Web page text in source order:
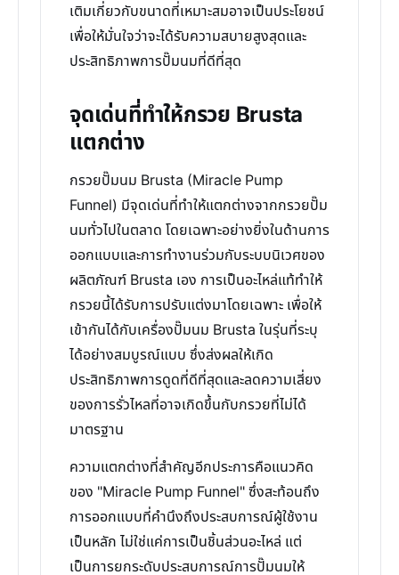
เติมเกี่ยวกับขนาดที่เหมาะสมอาจเป็นประโยชน์
เพื่อให้มั่นใจว่าจะได้รับความสบายสูงสุดและ
ประสิทธิภาพการปั๊มนมที่ดีที่สุด
จุดเด่นที่ทำให้กรวย Brusta
แตกต่าง
กรวยปั๊มนม Brusta (Miracle Pump
Funnel) มีจุดเด่นที่ทำให้แตกต่างจากกรวยปั๊ม
นมทั่วไปในตลาด โดยเฉพาะอย่างยิ่งในด้านการ
ออกแบบและการทำงานร่วมกับระบบนิเวศของ
ผลิตภัณฑ์ Brusta เอง การเป็นอะไหล่แท้ทำให้
กรวยนี้ได้รับการปรับแต่งมาโดยเฉพาะ เพื่อให้
เข้ากันได้กับเครื่องปั๊มนม Brusta ในรุ่นที่ระบุ
ได้อย่างสมบูรณ์แบบ ซึ่งส่งผลให้เกิด
ประสิทธิภาพการดูดที่ดีที่สุดและลดความเสี่ยง
ของการรั่วไหลที่อาจเกิดขึ้นกับกรวยที่ไม่ได้
มาตรฐาน
ความแตกต่างที่สำคัญอีกประการคือแนวคิด
ของ "Miracle Pump Funnel" ซึ่งสะท้อนถึง
การออกแบบที่คำนึงถึงประสบการณ์ผู้ใช้งาน
เป็นหลัก ไม่ใช่แค่การเป็นชิ้นส่วนอะไหล่ แต่
เป็นการยกระดับประสบการณ์การปั๊มนมให้